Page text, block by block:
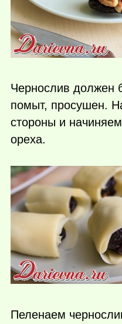
Чернослив должен
помыт, просушен.
стороны и
ореха.
Пеленаем